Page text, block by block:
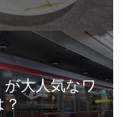
大人気なワ
？